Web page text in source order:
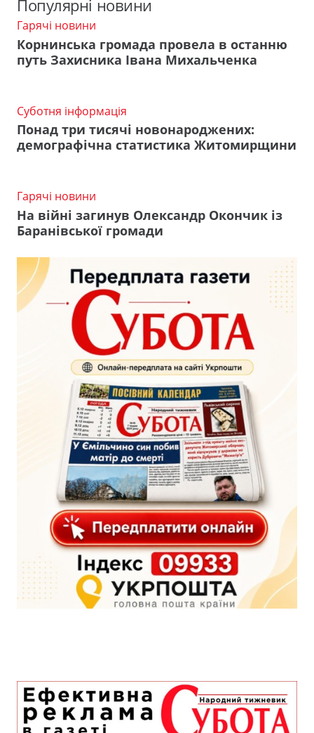
Популярні новини
Гарячі новини
Корнинська громада провела в останню
путь Захисника Івана Михальченка
Суботня інформація
Понад три тисячі новонароджених:
демографічна статистика Житомирщини
Гарячі новини
На війні загинув Олександр Окончик із
Баранівської громади